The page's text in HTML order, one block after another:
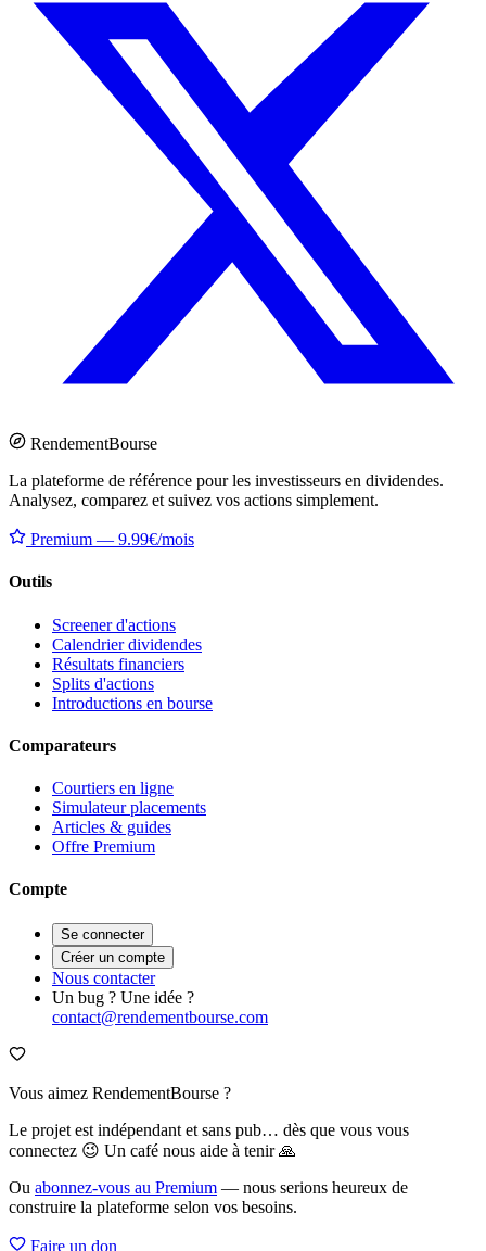
RendementBourse
La plateforme de référence pour les investisseurs en dividendes.
Analysez, comparez et suivez vos actions simplement.
Premium — 9.99€/mois
Outils
Screener d'actions
Calendrier dividendes
Résultats financiers
Splits d'actions
Introductions en bourse
Comparateurs
Courtiers en ligne
Simulateur placements
Articles & guides
Offre Premium
Compte
Se connecter
Créer un compte
Nous contacter
Un bug ? Une idée ?
contact@rendementbourse.com
Vous aimez RendementBourse ?
Le projet est indépendant et sans pub… dès que vous vous
connectez 😉 Un café nous aide à tenir 🙏
Ou abonnez-vous au Premium — nous serions heureux de
construire la plateforme selon vos besoins.
Faire un don